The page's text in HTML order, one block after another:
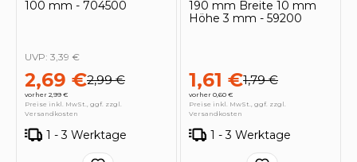
100 mm - 704500
2,69 €2,99 €
vorher 2,99 €
UVP: 3,39 €
Preise inkl. MwSt., ggf. zzgl.
Versandkosten
1 - 3 Werktage
190 mm Breite 10 mm
Höhe 3 mm - 59200
1,61 €1,79 €
vorher 0,60 €
Preise inkl. MwSt., ggf. zzgl.
Versandkosten
1 - 3 Werktage